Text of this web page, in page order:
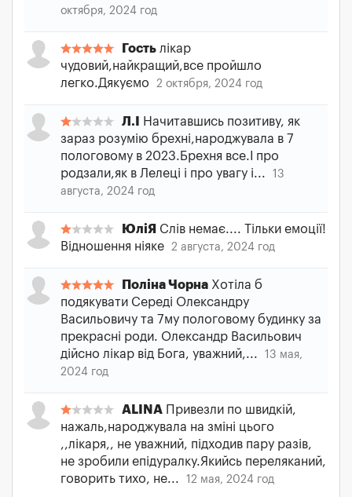
октября, 2024 год
Гость лікар
чудовий,найкращий,все пройшло
легко.Дякуємо
2 октября, 2024 год
Л.І
Начитавшись позитиву, як
зараз розумію брехні,народжувала в 7
пологовому в 2023.Брехня все.І про
родзали,як в Лелеці і про увагу і...
13
августа, 2024 год
ЮліЯ Слів немає.... Тільки емоції!
Відношення ніяке
2 августа, 2024 год
Поліна Чорна Хотіла б
подякувати Середі Олександру
Васильовичу та 7му пологовому будинку за
прекрасні роди. Олександр Васильович
дійсно лікар від Бога, уважний,...
13 мая,
2024 год
ALINA Привезли по швидкій,
нажаль,народжувала на зміні цього
,,лікаря,, не уважний, підходив пару разів,
не зробили епідуралку.Якийсь переляканий,
говорить тихо, не...
12 мая, 2024 год